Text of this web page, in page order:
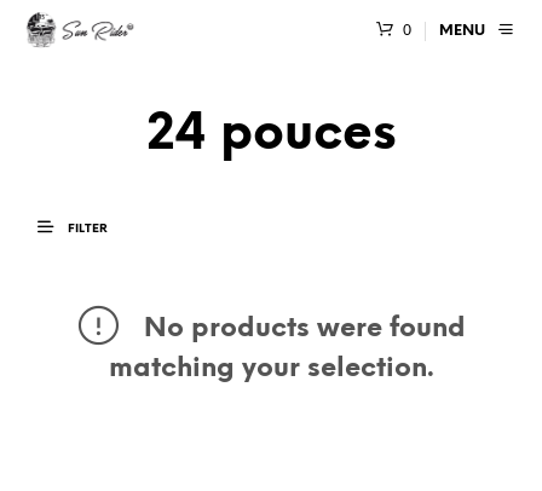
0 MENU
24 pouces
FILTER
No products were found
matching your selection.